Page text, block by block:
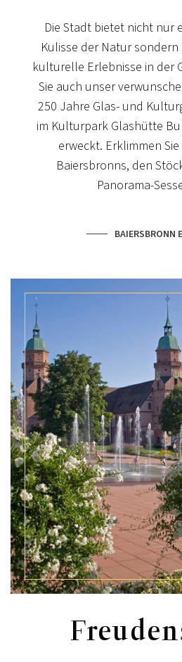
Die Stadt bietet nicht nur
Kulisse der Natur
kulturelle Erlebnisse in der
Sie auch unser
250 Jahre Glas- und
im Kulturpark Glashütte
erweckt. Erklimmen
Baiersbronns, den
Panorama-
BAIERSBRONN